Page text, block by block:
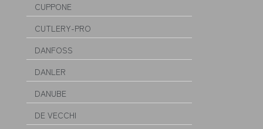
CUPPONE
CUTLERY-PRO
DANFOSS
DANLER
DANUBE
DE VECCHI